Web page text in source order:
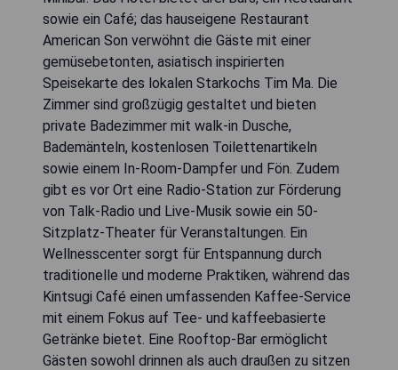
sowie ein Café; das hauseigene Restaurant
American Son verwöhnt die Gäste mit einer
gemüsebetonten, asiatisch inspirierten
Speisekarte des lokalen Starkochs Tim Ma. Die
Zimmer sind großzügig gestaltet und bieten
private Badezimmer mit walk-in Dusche,
Bademänteln, kostenlosen Toilettenartikeln
sowie einem In-Room-Dampfer und Fön. Zudem
gibt es vor Ort eine Radio-Station zur Förderung
von Talk-Radio und Live-Musik sowie ein 50-
Sitzplatz-Theater für Veranstaltungen. Ein
Wellnesscenter sorgt für Entspannung durch
traditionelle und moderne Praktiken, während das
Kintsugi Café einen umfassenden Kaffee-Service
mit einem Fokus auf Tee- und kaffeebasierte
Getränke bietet. Eine Rooftop-Bar ermöglicht
Gästen sowohl drinnen als auch draußen zu sitzen